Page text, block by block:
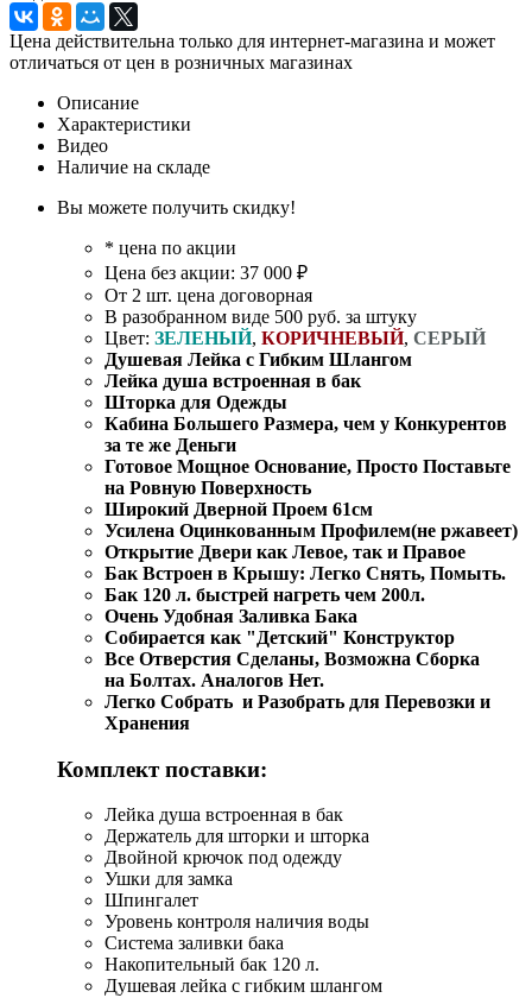
Цена действительна только для интернет-магазина и может
отличаться от цен в розничных магазинах
Описание
Характеристики
Видео
Наличие на складе
Вы можете получить скидку!
* цена по акции
Цена без акции: 37 000 ₽
От 2 шт. цена договорная
В разобранном виде 500 руб. за штуку
Цвет: ЗЕЛЕНЫЙ, КОРИЧНЕВЫЙ, СЕРЫЙ
Душевая Лейка с Гибким Шлангом
Лейка душа встроенная в бак
Шторка для Одежды
Кабина Большего Размера, чем у Конкурентов
за те же Деньги
Готовое Мощное Основание, Просто Поставьте
на Ровную Поверхность
Широкий Дверной Проем 61см
Усилена Оцинкованным Профилем(не ржавеет)
Открытие Двери как Левое, так и Правое
Бак Встроен в Крышу: Легко Снять, Помыть.
Бак 120 л. быстрей нагреть чем 200л.
Очень Удобная Заливка Бака
Собирается как "Детский" Конструктор
Все Отверстия Сделаны, Возможна Сборка
на Болтах. Аналогов Нет.
Легко Собрать и Разобрать для Перевозки и
Хранения
Комплект поставки:
Лейка душа встроенная в бак
Держатель для шторки и шторка
Двойной крючок под одежду
Ушки для замка
Шпингалет
Уровень контроля наличия воды
Система заливки бака
Накопительный бак 120 л.
Душевая лейка с гибким шлангом